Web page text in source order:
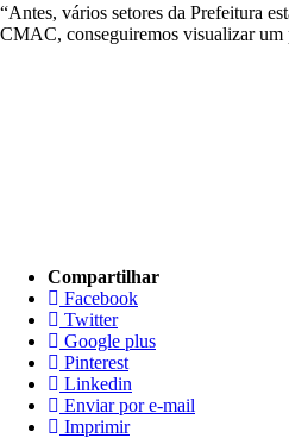
“Antes, vários setores da Prefeitura
CMAC, conseguiremos visualizar um
Compartilhar
Facebook
Twitter
Google plus
Pinterest
Linkedin
Enviar por e-mail
Imprimir